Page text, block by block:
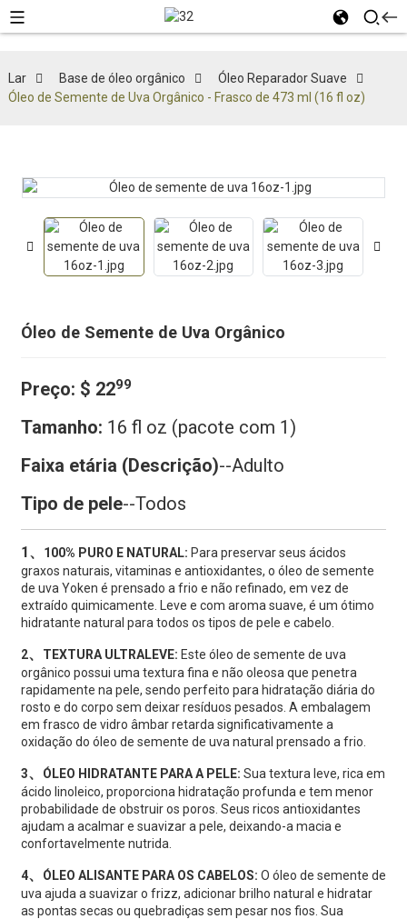
Lar Base de óleo orgânico
Óleo Reparador Suave
Óleo de Semente de Uva Orgânico - Frasco de 473 ml (16 fl oz)
Óleo de Semente de Uva Orgânico
Preço: $ 2299
Tamanho: 16 fl oz (pacote com 1)
Faixa etária (Descrição)--Adulto
Tipo de pele--Todos
1、 100% PURO E NATURAL: Para preservar seus ácidos
graxos naturais, vitaminas e antioxidantes, o óleo de semente
de uva Yoken é prensado a frio e não refinado, em vez de
extraído quimicamente. Leve e com aroma suave, é um ótimo
hidratante natural para todos os tipos de pele e cabelo.
2、 TEXTURA ULTRALEVE: Este óleo de semente de uva
orgânico possui uma textura fina e não oleosa que penetra
rapidamente na pele, sendo perfeito para hidratação diária do
rosto e do corpo sem deixar resíduos pesados. A embalagem
em frasco de vidro âmbar retarda significativamente a
oxidação do óleo de semente de uva natural prensado a frio.
3、 ÓLEO HIDRATANTE PARA A PELE: Sua textura leve, rica em
ácido linoleico, proporciona hidratação profunda e tem menor
probabilidade de obstruir os poros. Seus ricos antioxidantes
ajudam a acalmar e suavizar a pele, deixando-a macia e
confortavelmente nutrida.
4、 ÓLEO ALISANTE PARA OS CABELOS: O óleo de semente de
uva ajuda a suavizar o frizz, adicionar brilho natural e hidratar
as pontas secas ou quebradiças sem pesar nos fios. Sua